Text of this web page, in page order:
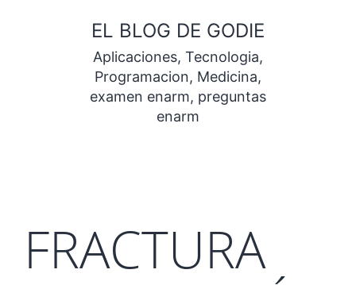
contenido
EL BLOG DE GODIE
Aplicaciones, Tecnologia,
Programacion, Medicina,
examen enarm, preguntas
enarm
FRACTURA